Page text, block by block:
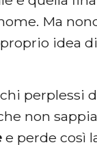
Ma
idea
perplessi
non
e perde così